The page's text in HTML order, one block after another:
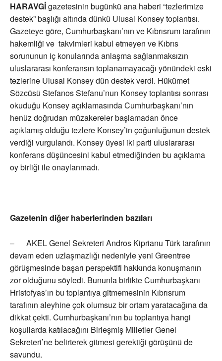
HARAVGİgazetesinin bugünkü ana haberi “tezlerimize
destek” başlığı altında dünkü Ulusal Konsey toplantısı.
Gazeteye göre, Cumhurbaşkanı’nın ve Kıbrısrum tarafının
hakemliği ve takvimleri kabul etmeyen ve Kıbrıs
sorununun iç konularında anlaşma sağlanmaksızın
uluslararası konferansın toplanamayacağı yönündeki eski
tezlerine Ulusal Konsey dün destek verdi. Hükümet
Sözcüsü Stefanos Stefanu’nun Konsey toplantısı sonrası
okuduğu Konsey açıklamasında Cumhurbaşkanı’nın
henüz doğrudan müzakereler başlamadan önce
açıklamış olduğu tezlere Konsey’in çoğunluğunun destek
verdiği vurgulandı. Konsey üyesi iki parti uluslararası
konferans düşüncesini kabul etmediğinden bu açıklama
oy birliği ile onaylanmadı.
Gazetenin diğer haberlerinden bazıları
– AKEL Genel Sekreteri Andros Kiprianu Türk tarafının
devam eden uzlaşmazlığı nedeniyle yeni Greentree
görüşmesinde başarı perspektifi hakkında konuşmanın
zor olduğunu söyledi. Bununla birlikte Cumhurbaşkanı
Hristofyas’ın bu toplantıya gitmemesinin Kıbrısrum
tarafının aleyhine çok olumsuz bir ortam yaratacağına da
dikkat çekti. Cumhurbaşkanı’nın bu toplantıya hangi
koşullarda katılacağını Birleşmiş Milletler Genel
Sekreteri’ne belirterek gitmesi gerektiği görüşünü de
savundu.